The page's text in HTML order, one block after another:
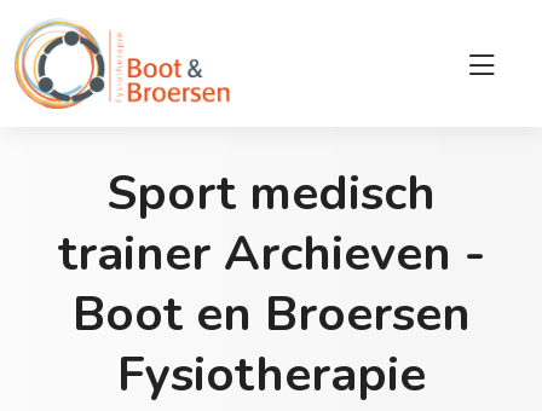
Sport medisch
trainer Archieven -
Boot en Broersen
Fysiotherapie